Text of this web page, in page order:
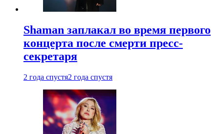
Shaman заплакал во время первого
концерта после смерти пресс-
секретаря
2 года спустя2 года спустя